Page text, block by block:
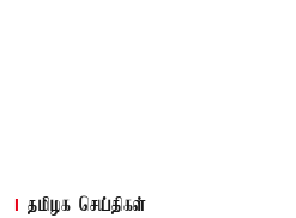
தமிழக செய்திகள்